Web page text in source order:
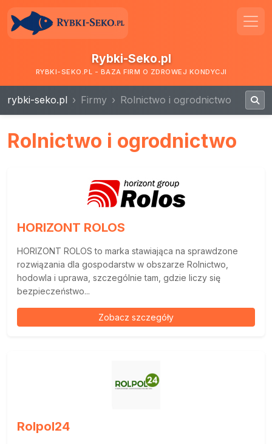
Rybki-Seko.pl
RYBKI-SEKO.PL - BAZA FIRM O ZDROWEJ KONDYCJI
rybki-seko.pl Firmy Rolnictwo i ogrodnictwo
Rolnictwo i ogrodnictwo
HORIZONT ROLOS
HORIZONT ROLOS to marka stawiająca na sprawdzone
rozwiązania dla gospodarstw w obszarze Rolnictwo,
hodowla i uprawa, szczególnie tam, gdzie liczy się
bezpieczeństwo...
Zobacz szczegóły
Rolpol24